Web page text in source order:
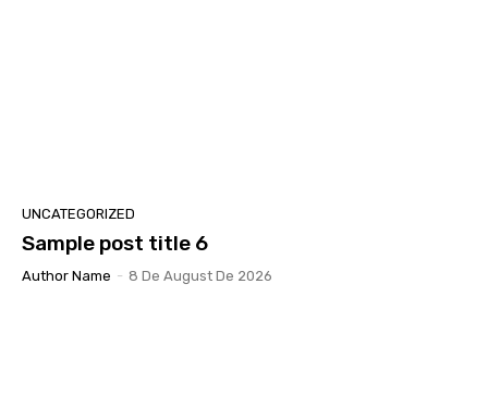
UNCATEGORIZED
Sample post title 6
Author Name - 8 De August De 2026